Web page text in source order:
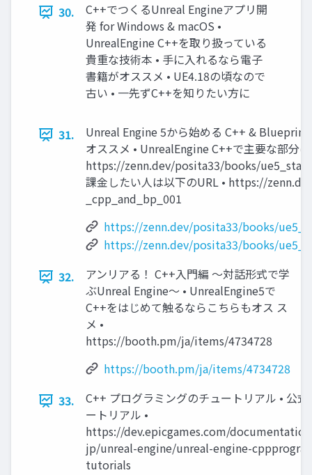
30.
C++でつくるUnreal Engineアプリ開
発 for Windows & macOS •
UnrealEngine C++を取り扱っている
貴重な技術本 • 手に入れるなら電子
書籍がオススメ • UE4.18の頃なので
古い • 一先ずC++を知りたい方に
31.
Unreal Engine 5から始める C++ &
オススメ • UnrealEngine C++で主要な部分
https://zenn.dev/posita33/books/
課金したい人は以下のURL • https://
_cpp_and_bp_001
https://zenn.dev/posita33/books/
https://zenn.dev/posita33/books/
32.
アンリアる！ C++入門編 ～対話形式で学
ぶUnreal Engine～ • UnrealEngine5で
C++をはじめて触るならこちらもオス ス
メ •
https://booth.pm/ja/items/4734728
https://booth.pm/ja/items/4734728
33.
C++ プログラミングのチュートリアル • 公
ートリアル •
https://dev.epicgames.com/
jp/unreal-engine/unreal-engine-
tutorials